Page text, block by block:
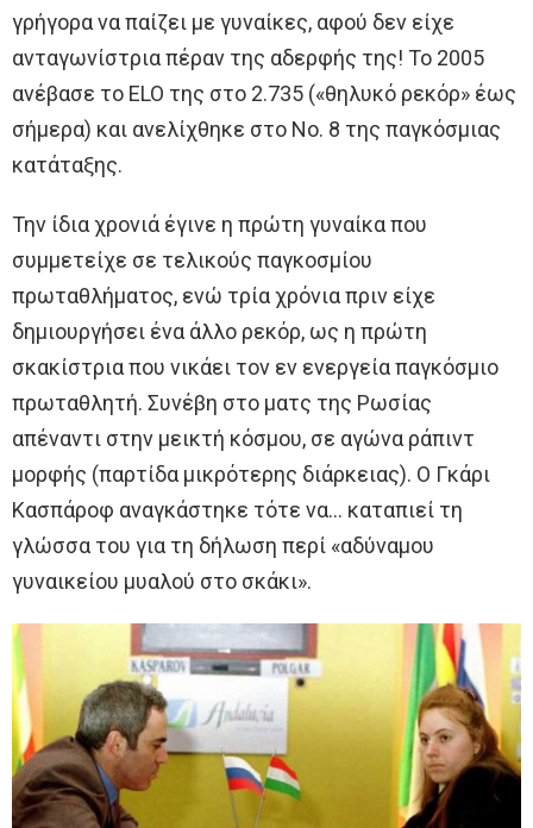
γρήγορα να παίζει με γυναίκες, αφού δεν είχε
ανταγωνίστρια πέραν της αδερφής της! Το 2005
ανέβασε το ELO της στο 2.735 («θηλυκό ρεκόρ» έως
σήμερα) και ανελίχθηκε στο Νο. 8 της παγκόσμιας
κατάταξης.
Την ίδια χρονιά έγινε η πρώτη γυναίκα που
συμμετείχε σε τελικούς παγκοσμίου
πρωταθλήματος, ενώ τρία χρόνια πριν είχε
δημιουργήσει ένα άλλο ρεκόρ, ως η πρώτη
σκακίστρια που νικάει τον εν ενεργεία παγκόσμιο
πρωταθλητή. Συνέβη στο ματς της Ρωσίας
απέναντι στην μεικτή κόσμου, σε αγώνα ράπιντ
μορφής (παρτίδα μικρότερης διάρκειας). Ο Γκάρι
Κασπάροφ αναγκάστηκε τότε να… καταπιεί τη
γλώσσα του για τη δήλωση περί «αδύναμου
γυναικείου μυαλού στο σκάκι».